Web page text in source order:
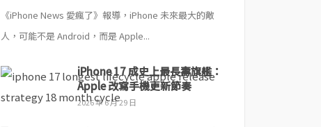
《iPhone News 愛瘋了》報導，iPhone 未來最大的敵
人，可能不是 Android，而是 Apple...
iPhone 17 成史上最長壽旗艦：
Apple 改寫手機更新節奏
2026 年 6 月 29 日